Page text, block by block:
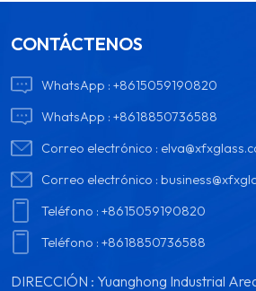
CONTÁCTENOS
WhatsApp :+8615059190820
WhatsApp :+8618850736588
Correo electrónico :
Correo electrónico :
Teléfono :+8615059190820
Teléfono :+8618850736588
DIRECCIÓN : Yuanghong Industrial